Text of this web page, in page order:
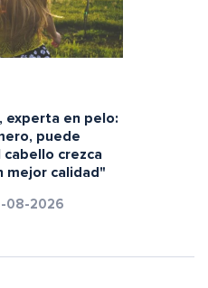
experta en pelo:
puede
crezca
mejor calidad"
08-2026